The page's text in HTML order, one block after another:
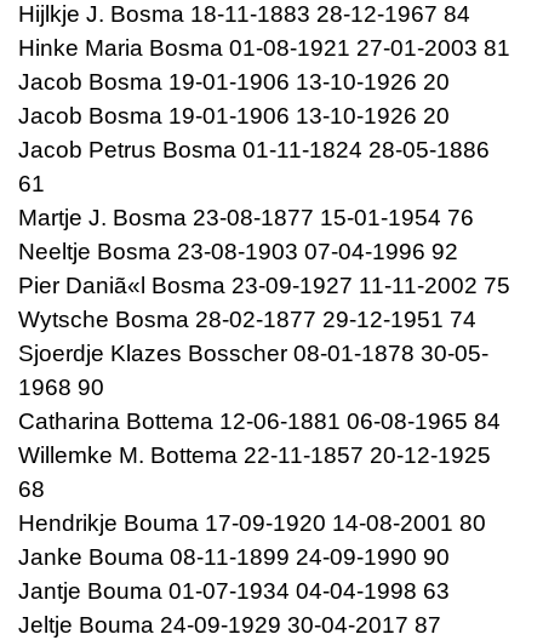
Hijlkje J. Bosma 18-11-1883 28-12-1967 84
Hinke Maria Bosma 01-08-1921 27-01-2003 81
Jacob Bosma 19-01-1906 13-10-1926 20
Jacob Bosma 19-01-1906 13-10-1926 20
Jacob Petrus Bosma 01-11-1824 28-05-1886
61
Martje J. Bosma 23-08-1877 15-01-1954 76
Neeltje Bosma 23-08-1903 07-04-1996 92
Pier Daniã«l Bosma 23-09-1927 11-11-2002 75
Wytsche Bosma 28-02-1877 29-12-1951 74
Sjoerdje Klazes Bosscher 08-01-1878 30-05-
1968 90
Catharina Bottema 12-06-1881 06-08-1965 84
Willemke M. Bottema 22-11-1857 20-12-1925
68
Hendrikje Bouma 17-09-1920 14-08-2001 80
Janke Bouma 08-11-1899 24-09-1990 90
Jantje Bouma 01-07-1934 04-04-1998 63
Jeltje Bouma 24-09-1929 30-04-2017 87